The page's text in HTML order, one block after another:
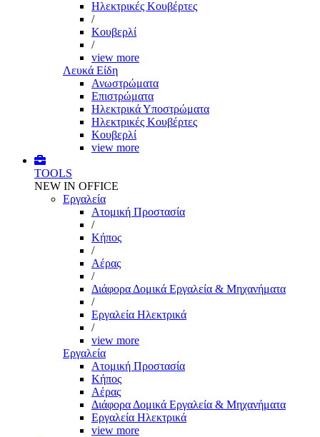
Ηλεκτρικές Κουβέρτες
/
Κουβερλί
/
view more
Λευκά Είδη
Ανωστρώματα
Επιστρώματα
Ηλεκτρικά Υποστρώματα
Ηλεκτρικές Κουβέρτες
Κουβερλί
view more
TOOLS
NEW IN OFFICE
Εργαλεία
Aτομική Προστασία
/
Kήπος
/
Αέρας
/
Διάφορα Δομικά Εργαλεία & Μηχανήματα
/
Εργαλεία Ηλεκτρικά
/
view more
Εργαλεία
Aτομική Προστασία
Kήπος
Αέρας
Διάφορα Δομικά Εργαλεία & Μηχανήματα
Εργαλεία Ηλεκτρικά
view more